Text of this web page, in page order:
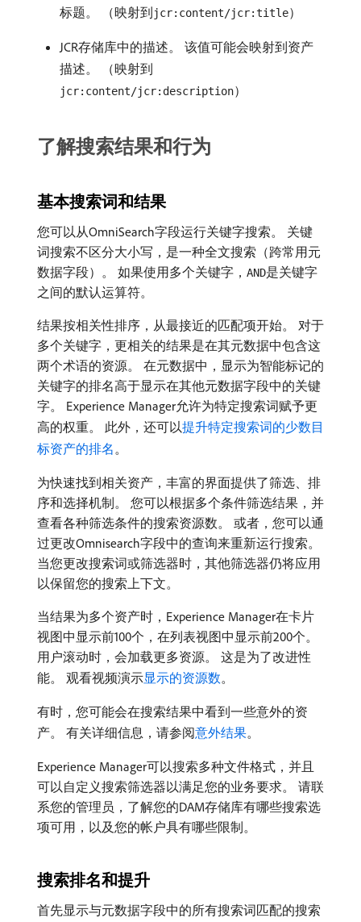
标题。 （映射到jcr:content/jcr:title）
JCR存储库中的描述。 该值可能会映射到资产
描述。 （映射到
jcr:content/jcr:description）
了解搜索结果和行为
基本搜索词和结果
您可以从OmniSearch字段运行关键字搜索。 关键
词搜索不区分大小写，是一种全文搜索（跨常用元
数据字段）。 如果使用多个关键字， AND是关键字
之间的默认运算符。
结果按相关性排序，从最接近的匹配项开始。 对于
多个关键字，更相关的结果是在其元数据中包含这
两个术语的资源。 在元数据中，显示为智能标记的
关键字的排名高于显示在其他元数据字段中的关键
字。 Experience Manager允许为特定搜索词赋予更
高的权重。 此外，还可以提升特定搜索词的少数目
标资产的排名。
为快速找到相关资产，丰富的界面提供了筛选、排
序和选择机制。 您可以根据多个条件筛选结果，并
查看各种筛选条件的搜索资源数。 或者，您可以通
过更改Omnisearch字段中的查询来重新运行搜索。
当您更改搜索词或筛选器时，其他筛选器仍将应用
以保留您的搜索上下文。
当结果为多个资产时，Experience Manager在卡片
视图中显示前100个，在列表视图中显示前200个。
用户滚动时，会加载更多资源。 这是为了改进性
能。 观看视频演示显示的资源数。
有时，您可能会在搜索结果中看到一些意外的资
产。 有关详细信息，请参阅意外结果。
Experience Manager可以搜索多种文件格式，并且
可以自定义搜索筛选器以满足您的业务要求。 请联
系您的管理员，了解您的DAM存储库有哪些搜索选
项可用，以及您的帐户具有哪些限制。
搜索排名和提升
首先显示与元数据字段中的所有搜索词匹配的搜索